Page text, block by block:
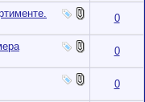
0
0
0